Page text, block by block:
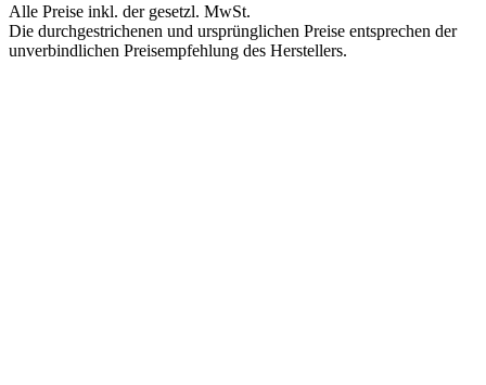
Alle Preise inkl. der gesetzl. MwSt.
Die durchgestrichenen und ursprünglichen Preise entsprechen der
unverbindlichen Preisempfehlung des Herstellers.